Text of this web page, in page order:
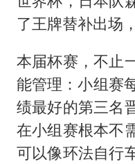
了王牌替补出场
本届杯赛，不止
能管理：小组赛
绩最好的第三名
在小组赛根本不
可以像环法自行